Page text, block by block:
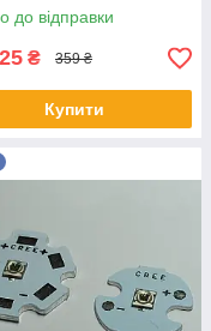
до відправки
₴ 359 ₴
Купити